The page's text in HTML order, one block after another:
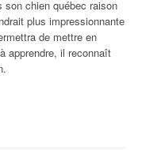
son chien québec raison
plus impressionnante
de mettre en
apprendre, il reconnaît